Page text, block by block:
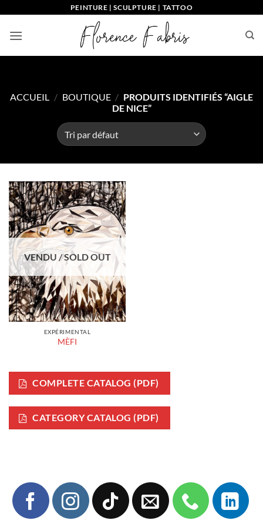
contenu
PEINTURE | SCULPTURE | TATTOO
ACCUEIL / BOUTIQUE / PRODUITS IDENTIFIÉS “AIGLE
DE NICE”
VENDU / SOLD OUT
EXPÉRIMENTAL
MÈFI
COMPLETE CATALOG (PDF)
CATEGORY CATALOG (PDF)